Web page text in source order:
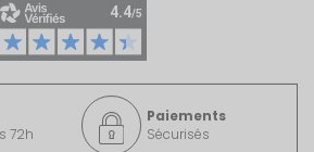
72h
Paiements
Sécurisés